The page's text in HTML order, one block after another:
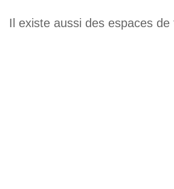
Il existe aussi des espaces de